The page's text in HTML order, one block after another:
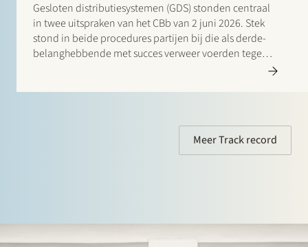
Gesloten distributiesystemen (GDS) stonden centraal
in twee uitspraken van het CBb van 2 juni 2026. Stek
stond in beide procedures partijen bij die als derde-
belanghebbende met succes verweer voerden tegen
de ingestelde beroepen. In de eerste zaak stond Stek
Meer Track record